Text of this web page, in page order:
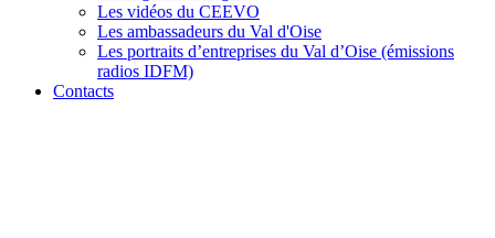
Les vidéos du CEEVO
Les ambassadeurs du Val d'Oise
Les portraits d’entreprises du Val d’Oise (émissions
radios IDFM)
Contacts